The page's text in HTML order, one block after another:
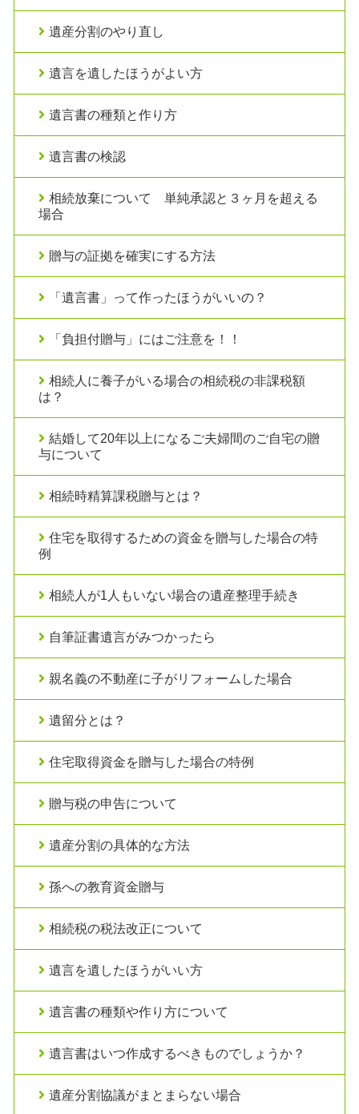
遺産分割のやり直し
遺言を遺したほうがよい方
遺言書の種類と作り方
遺言書の検認
相続放棄について 単純承認と３ヶ月を超える
場合
贈与の証拠を確実にする方法
「遺言書」って作ったほうがいいの？
「負担付贈与」にはご注意を！！
相続人に養子がいる場合の相続税の非課税額
は？
結婚して20年以上になるご夫婦間のご自宅の贈
与について
相続時精算課税贈与とは？
住宅を取得するための資金を贈与した場合の特
例
相続人が1人もいない場合の遺産整理手続き
自筆証書遺言がみつかったら
親名義の不動産に子がリフォームした場合
遺留分とは？
住宅取得資金を贈与した場合の特例
贈与税の申告について
遺産分割の具体的な方法
孫への教育資金贈与
相続税の税法改正について
遺言を遺したほうがいい方
遺言書の種類や作り方について
遺言書はいつ作成するべきものでしょうか？
遺産分割協議がまとまらない場合